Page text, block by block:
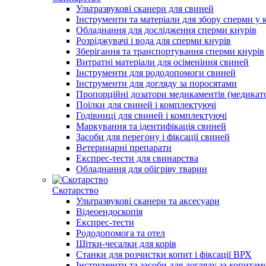
Ультразвукові сканери для свиней
Інструменти та матеріали для збору сперми у
Обладнання для дослідження сперми кнурів
Розріджувачі і вода для сперми кнурів
Зберігання та транспортування сперми кнурів
Витратні матеріали для осіменіння свиней
Інструменти для рододопомоги свиней
Інструменти для догляду за поросятами
Пропорційні дозатори медикаментів
Поїлки для свиней і комплектуючі
Годівниці для свиней і комплектуючі
Маркування та ідентифікація свиней
Засоби для перегону і фіксації свиней
Ветеринарні препарати
Експрес-тести для свинарства
Обладнання для обігріву тварин
Скотарство
Ультразвукові сканери та аксесуари
Відеоендоскопія
Експрес-тести
Рододопомога та отел
Щітки-чесалки для корів
Станки для розчистки копит і фіксації ВРХ